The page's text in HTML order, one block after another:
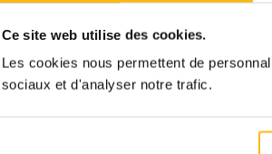
Ce site web utilise des cookies.
Les cookies nous permettent de
sociaux et d'analyser notre trafic.
Opleiding
De meeste financieel